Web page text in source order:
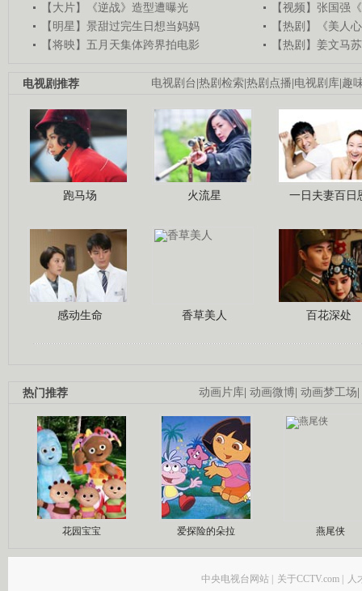
【大片】《逆战》造型遭曝光
【视频】张国强
【明星】景甜过完生日想当妈妈
【热剧】《美人
【将映】五月天集体跨界拍电影
【热剧】姜文马
电视剧台 热剧检索 热剧点播 电视剧库 趣
电视剧推荐
跑马场 火流星 一日夫妻百日
感动生命 香草美人 百花深处
动画片库 动画微博 动画梦工场
热门推荐
花园宝宝 爱探险的朵拉 燕尾侠
中央电视台网站 关于CCTV.com 人